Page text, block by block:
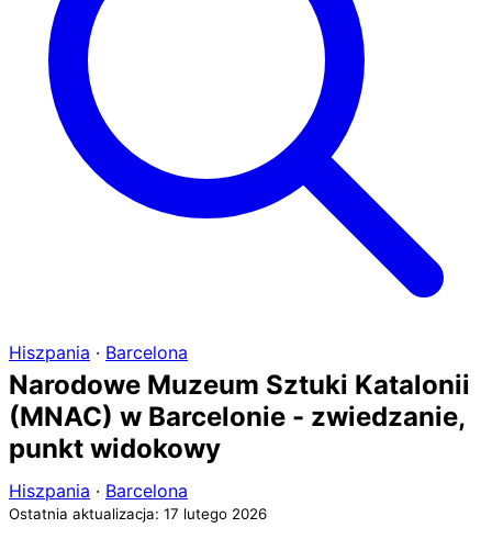
Hiszpania · Barcelona
Narodowe Muzeum Sztuki Katalonii
(MNAC) w Barcelonie - zwiedzanie,
punkt widokowy
Hiszpania · Barcelona
Ostatnia aktualizacja: 17 lutego 2026